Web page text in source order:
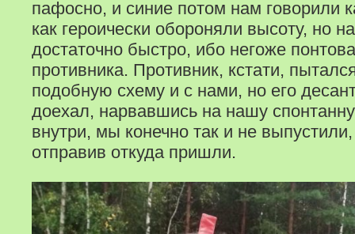
пафосно, и синие потом нам говорили
как героически обороняли высоту, но
достаточно быстро, ибо негоже
противника. Противник, кстати,
подобную схему и с нами, но его
доехал, нарвавшись на нашу
внутри, мы конечно так и не
отправив откуда пришли.